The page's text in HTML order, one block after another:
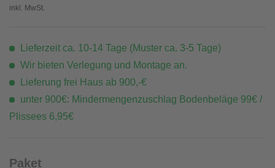
inkl. MwSt.
Lieferzeit ca. 10-14 Tage (Muster ca. 3-5 Tage)
Wir bieten Verlegung und Montage an.
Lieferung frei Haus ab 900,-€
unter 900€: Mindermengenzuschlag Bodenbeläge 99€ /
Plissees 6,95€
Paket